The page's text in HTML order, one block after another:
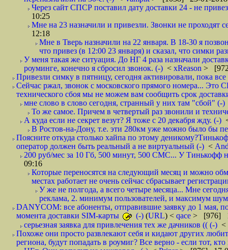
Через сайт СПСР поставил дату доставки 24 - не
10:25
Мне на 23 назначили и привезли. Звонки не
12:18
Мне в Тверь назначили на 22 января. В 18-30 я
что привез (в 12:00 23 января) и сказал, что симки
У меня такая же ситуация. До НГ 4 раза назначали
роуминге, конечно я сбросил звонок. (-) < xReason >
Привезли симку в пятницу, сегодня активировали, пока
Сейчас ржал, звонок с московского прямого номера... Это
технического сбоя мы не можем вам сообщить срок
мне слово в слово сегодня, странный у них там "сбой" (-)
То же самое. Причем в четвертый раз звонили и
А куда если не секрет везут? Я тоже с 20 декабря жду. (-)
В Ростов-на-Дону, т.е. эти 280км уже можно было бы
Поясните откуда столько хайпа по этому
оператор должен быть реальный а не виртуальный (-) <
200 руб/мес за 10 Гб, 500 минут, 500 СМС... У Тинькофф
09:16
Которые переносятся на следующий месяц и можно
местах работает не очень сейчас сбрасывает
У же не полгода, а всего четыре месяца... Мне
реклама, 2. минимум пользователей, и максимум
DANYCOM: все абоненты, отправившие заявку до 1 мая,
момента доставки SIM-карты
(-) (URL) < qace > [976]
серьезная заявка для привлечения тех же дачников (( (-) <
Похоже они просто развлекают себя и кидают других
региона, будут попадать в роумиг? Все верно - если тот,